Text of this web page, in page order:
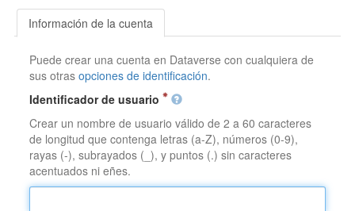
Información de la cuenta
Puede crear una cuenta en Dataverse con cualquiera de
sus otrasopciones de identificación.
Identificador de usuario
Crear un nombre de usuario válido de 2 a 60 caracteres
de longitud que contenga letras (a-Z), números (0-9),
rayas (-), subrayados (_), y puntos (.) sin caracteres
acentuados ni eñes.